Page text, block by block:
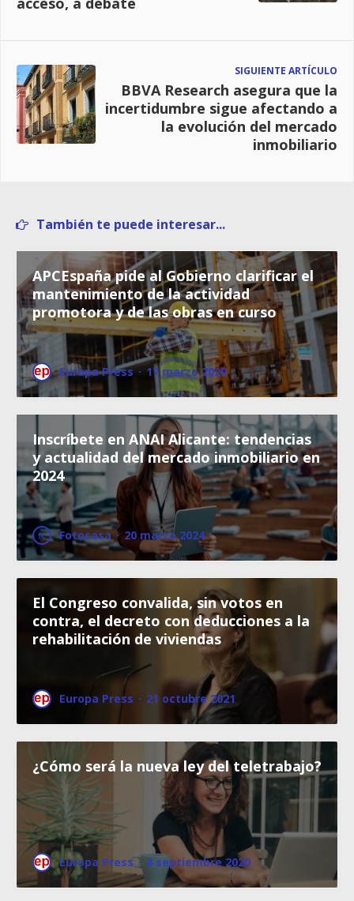
SIGUIENTE ARTÍCULO
BBVA Research asegura que la
incertidumbre sigue afectando a
la evolución del mercado
inmobiliario
También te puede interesar...
APCEspaña pide al Gobierno clarificar el
mantenimiento de la actividad
promotora y de las obras en curso
Europa Press · 17 marzo 2020
Inscríbete en ANAI Alicante: tendencias
y actualidad del mercado inmobiliario en
2024
Fotocasa · 20 marzo 2024
El Congreso convalida, sin votos en
contra, el decreto con deducciones a la
rehabilitación de viviendas
Europa Press · 21 octubre 2021
¿Cómo será la nueva ley del teletrabajo?
Europa Press · 4 septiembre 2020